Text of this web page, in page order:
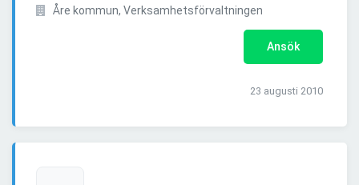
Åre kommun, Verksamhetsförvaltningen
Ansök
23 augusti 2010